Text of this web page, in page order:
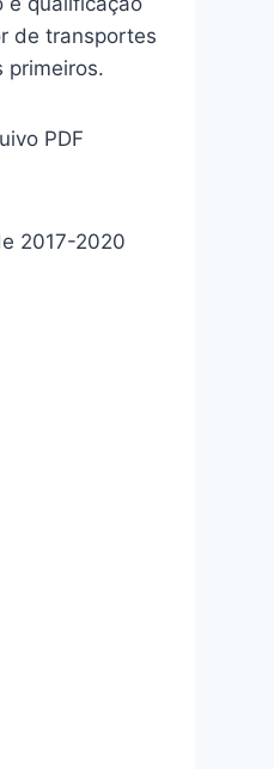
de transportes
primeiros.
PDF
2017-2020